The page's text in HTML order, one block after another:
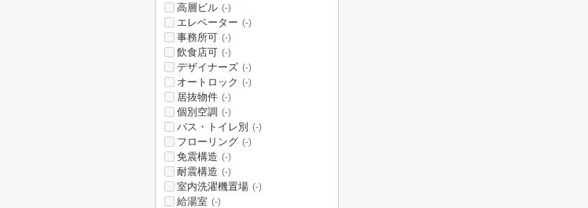
高層ビル (-)
エレベーター (-)
事務所可 (-)
飲食店可 (-)
デザイナーズ (-)
オートロック (-)
居抜物件 (-)
個別空調 (-)
バス・トイレ別 (-)
フローリング (-)
免震構造 (-)
耐震構造 (-)
室内洗濯機置場 (-)
給湯室 (-)